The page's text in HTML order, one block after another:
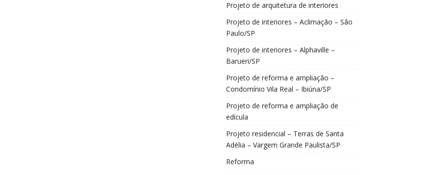
Projeto de arquitetura de interiores
Projeto de interiores – Aclimação – São
Paulo/SP
Projeto de interiores – Alphaville –
Barueri/SP
Projeto de reforma e ampliação –
Condomínio Vila Real – Ibiúna/SP
Projeto de reforma e ampliação de
edícula
Projeto residencial – Terras de Santa
Adélia – Vargem Grande Paulista/SP
Reforma